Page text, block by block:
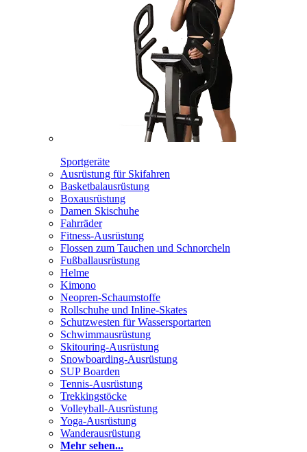
Sportgeräte
Ausrüstung für Skifahren
Basketbalausrüstung
Boxausrüstung
Damen Skischuhe
Fahrräder
Fitness-Ausrüstung
Flossen zum Tauchen und Schnorcheln
Fußballausrüstung
Helme
Kimono
Neopren-Schaumstoffe
Rollschuhe und Inline-Skates
Schutzwesten für Wassersportarten
Schwimmausrüstung
Skitouring-Ausrüstung
Snowboarding-Ausrüstung
SUP Boarden
Tennis-Ausrüstung
Trekkingstöcke
Volleyball-Ausrüstung
Yoga-Ausrüstung
Wanderausrüstung
Mehr sehen...